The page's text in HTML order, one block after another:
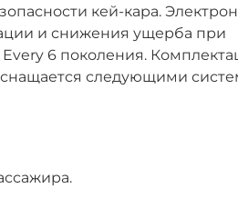
кей-кара.
и снижения ущерба при
6 поколения.
следующими